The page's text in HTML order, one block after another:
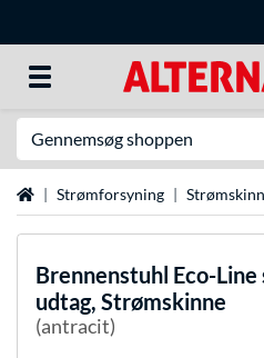
StartsideStrømforsyning
Brennenstuhl Eco-
udtag, Strømskinne
(antracit)